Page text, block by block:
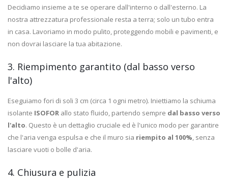
Decidiamo insieme a te se operare dall'interno o dall'esterno. La
nostra attrezzatura professionale resta a terra; solo un tubo entra
in casa. Lavoriamo in modo pulito, proteggendo mobili e pavimenti, e
non dovrai lasciare la tua abitazione.
3. Riempimento garantito (dal basso verso
l'alto)
Eseguiamo fori di soli 3 cm (circa 1 ogni metro). Iniettiamo la schiuma
isolante ISOFOR allo stato fluido, partendo sempre dal basso verso
l'alto. Questo è un dettaglio cruciale ed è l'unico modo per garantire
che l'aria venga espulsa e che il muro sia riempito al 100%, senza
lasciare vuoti o bolle d'aria.
4. Chiusura e pulizia